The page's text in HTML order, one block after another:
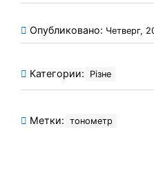
Опубликовано: Четверг,
Категории: Різне
Метки: тонометр